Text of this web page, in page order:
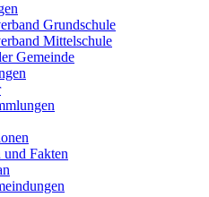
Grundschule
Mittelschule
Gemeinde
und Fakten